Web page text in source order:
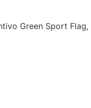
Green Sport